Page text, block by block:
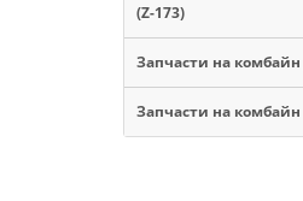
(Z-173)
Запчасти на
Запчасти на